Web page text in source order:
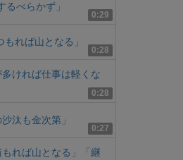
0:29
るべらかず」
0:28
れば山となる」
0:28
ければ仕事は軽くな
0:27
汰も金次第」
れば山となる」「継